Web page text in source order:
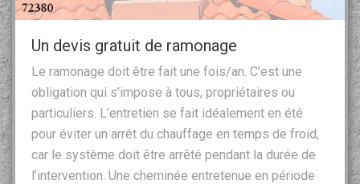
Un devis gratuit de ramonage
Le ramonage doit être fait une fois/an. C’est une
obligation qui s’impose à tous, propriétaires ou
particuliers. L’entretien se fait idéalement en été
pour éviter un arrêt du chauffage en temps de froid,
car le système doit être arrêté pendant la durée de
l’intervention. Une cheminée entretenue en période